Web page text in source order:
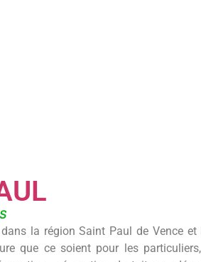
la région Saint Paul de Vence
que ce soient pour les